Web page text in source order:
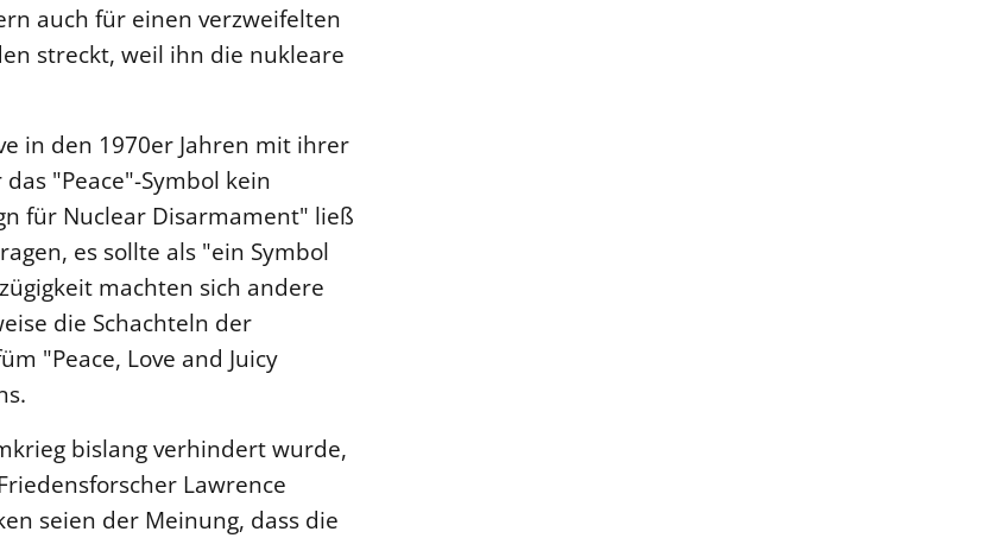
auch für einen verzweifelten
streckt, weil ihn die nukleare
in den 1970er Jahren mit ihrer
"Peace"-Symbol kein
für Nuclear Disarmament" ließ
es sollte als "ein Symbol
machten sich andere
die Schachteln der
"Peace, Love and Juicy
bislang verhindert wurde,
Lawrence
seien der Meinung, dass die